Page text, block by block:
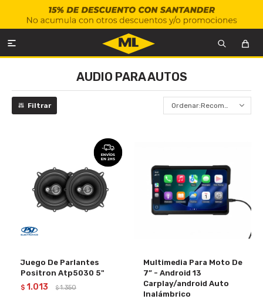

AUDIO PARA AUTOS
Recomendados
Juego De Parlantes
Positron Atp5030 5"
$ 1.013 $ 1.350
Multimedia Para Moto De
7” - Android 13
Carplay/android Auto
Inalámbrico